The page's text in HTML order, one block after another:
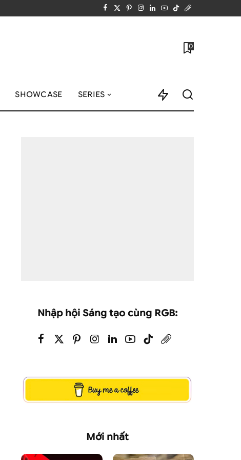
0
SHOWCASE SERIES
Nhập hội Sáng tạo cùng RGB:
Mới nhất